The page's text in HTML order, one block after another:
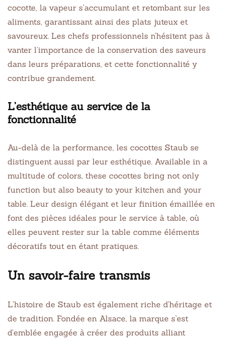
cocotte, la vapeur s’accumulant et retombant sur les
aliments, garantissant ainsi des plats juteux et
savoureux. Les chefs professionnels n’hésitent pas à
vanter l’importance de la conservation des saveurs
dans leurs préparations, et cette fonctionnalité y
contribue grandement.
L’esthétique au service de la
fonctionnalité
Au-delà de la performance, les cocottes Staub se
distinguent aussi par leur esthétique. Available in a
multitude of colors, these cocottes bring not only
function but also beauty to your kitchen and your
table. Leur design élégant et leur finition émaillée en
font des pièces idéales pour le service à table, où
elles peuvent rester sur la table comme éléments
décoratifs tout en étant pratiques.
Un savoir-faire transmis
L’histoire de Staub est également riche d’héritage et
de tradition. Fondée en Alsace, la marque s’est
d’emblée engagée à créer des produits alliant